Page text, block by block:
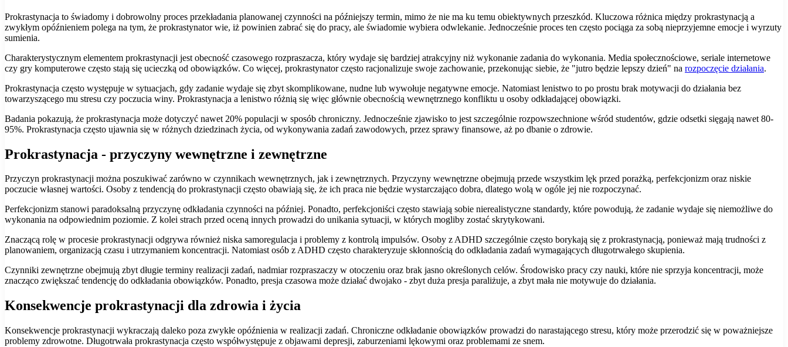
Prokrastynacja to świadomy i dobrowolny proces przekładania planowanej czynności na późniejszy termin, mimo że nie ma ku temu obiektywnych przeszkód. Kluczowa różnica między prokrastynacją a
zwykłym opóźnieniem polega na tym, że prokrastynator wie, iż powinien zabrać się do pracy, ale świadomie wybiera odwlekanie. Jednocześnie proces ten często pociąga za sobą nieprzyjemne emocje i wyrzuty
sumienia.
Charakterystycznym elementem prokrastynacji jest obecność czasowego rozpraszacza, który wydaje się bardziej atrakcyjny niż wykonanie zadania do wykonania. Media społecznościowe, seriale internetowe
czy gry komputerowe często stają się ucieczką od obowiązków. Co więcej, prokrastynator często racjonalizuje swoje zachowanie, przekonując siebie, że "jutro będzie lepszy dzień" na rozpoczęcie działania.
Prokrastynacja często występuje w sytuacjach, gdy zadanie wydaje się zbyt skomplikowane, nudne lub wywołuje negatywne emocje. Natomiast lenistwo to po prostu brak motywacji do działania bez
towarzyszącego mu stresu czy poczucia winy. Prokrastynacja a lenistwo różnią się więc głównie obecnością wewnętrznego konfliktu u osoby odkładającej obowiązki.
Badania pokazują, że prokrastynacja może dotyczyć nawet 20% populacji w sposób chroniczny. Jednocześnie zjawisko to jest szczególnie rozpowszechnione wśród studentów, gdzie odsetki sięgają nawet 80-
95%. Prokrastynacja często ujawnia się w różnych dziedzinach życia, od wykonywania zadań zawodowych, przez sprawy finansowe, aż po dbanie o zdrowie.
Prokrastynacja - przyczyny wewnętrzne i zewnętrzne
Przyczyn prokrastynacji można poszukiwać zarówno w czynnikach wewnętrznych, jak i zewnętrznych. Przyczyny wewnętrzne obejmują przede wszystkim lęk przed porażką, perfekcjonizm oraz niskie
poczucie własnej wartości. Osoby z tendencją do prokrastynacji często obawiają się, że ich praca nie będzie wystarczająco dobra, dlatego wolą w ogóle jej nie rozpoczynać.
Perfekcjonizm stanowi paradoksalną przyczynę odkładania czynności na później. Ponadto, perfekcjoniści często stawiają sobie nierealistyczne standardy, które powodują, że zadanie wydaje się niemożliwe do
wykonania na odpowiednim poziomie. Z kolei strach przed oceną innych prowadzi do unikania sytuacji, w których mogliby zostać skrytykowani.
Znaczącą rolę w procesie prokrastynacji odgrywa również niska samoregulacja i problemy z kontrolą impulsów. Osoby z ADHD szczególnie często borykają się z prokrastynacją, ponieważ mają trudności z
planowaniem, organizacją czasu i utrzymaniem koncentracji. Natomiast osób z ADHD często charakteryzuje skłonnością do odkładania zadań wymagających długotrwałego skupienia.
Czynniki zewnętrzne obejmują zbyt długie terminy realizacji zadań, nadmiar rozpraszaczy w otoczeniu oraz brak jasno określonych celów. Środowisko pracy czy nauki, które nie sprzyja koncentracji, może
znacząco zwiększać tendencję do odkładania obowiązków. Ponadto, presja czasowa może działać dwojako - zbyt duża presja paraliżuje, a zbyt mała nie motywuje do działania.
Konsekwencje prokrastynacji dla zdrowia i życia
Konsekwencje prokrastynacji wykraczają daleko poza zwykłe opóźnienia w realizacji zadań. Chroniczne odkładanie obowiązków prowadzi do narastającego stresu, który może przerodzić się w poważniejsze
problemy zdrowotne. Długotrwała prokrastynacja często współwystępuje z objawami depresji, zaburzeniami lękowymi oraz problemami ze snem.